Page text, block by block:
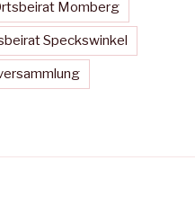
Momberg
Speckswinkel